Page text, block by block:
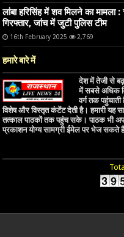
लांबा हरिसिंह में शव मिलने का मामला
गिरफ्तार, जांच में जुटी पुलिस टीम
16th February 2025 2,769
हमारे बारे में
देश में तेजी से
में सबसे अधिक
वर्ग तक
विशेष और विस्तृत कंटेंट देती है। हमारी यह
तत्काल पाठकों तक पहुंच सके। पाठक भी
प्रकाशन योग्य सामग्री ईमेल पर भेज सकते